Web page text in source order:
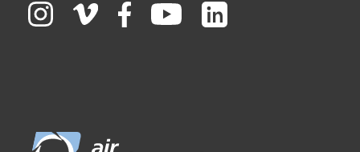
InstagramVimeoFacebookYouTube